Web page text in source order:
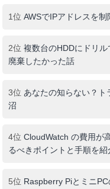
1位 AWSでIPアドレスを
2位 複数台のHDDにドリ
廃棄したかった話
3位 あなたの知らない？
沼
4位 CloudWatch の費用が
るべきポイントと手順を紹
5位 Raspberry Piとミニ